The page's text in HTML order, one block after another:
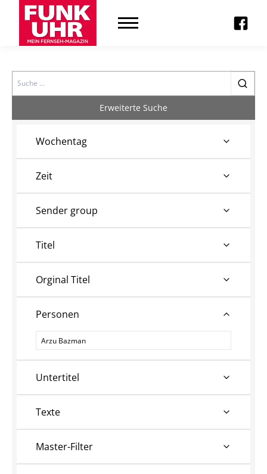
Search
Erweiterte Suche
Wochentag
Zeit
Sender group
Titel
Orginal Titel
Personen
Personen
Untertitel
Texte
Master-Filter